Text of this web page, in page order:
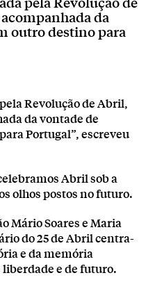
da
outro destino para
Revolução de Abril,
da vontade de
Portugal”, escreveu
Abril sob a
olhos postos no futuro.
Mário Soares e Maria
do 25 de Abril centra-
e da memória
e de futuro.